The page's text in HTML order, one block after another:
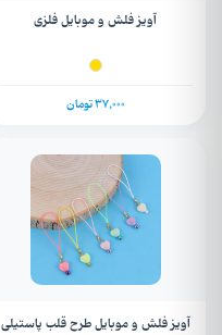
آویز فلش و موبایل فلزی
37,000 تومان
آویز فلش و موبایل طرح قلب پاستیلی